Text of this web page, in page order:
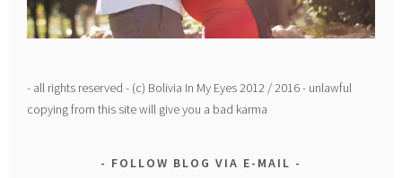
- all rights reserved - (c) Bolivia In My Eyes 2012 / 2016 - unlawful
copying from this site will give you a bad karma
FOLLOW BLOG VIA E-MAIL